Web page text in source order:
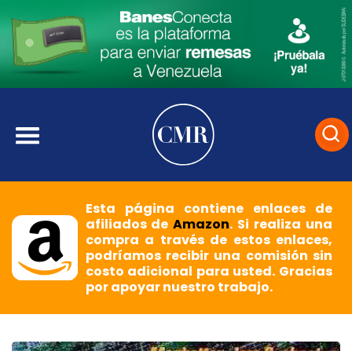
Esta página contiene enlaces de
afiliados deAmazon. Si realiza una
compra a través de estos enlaces,
podríamos recibir una comisión sin
costo adicional para usted. Gracias
por apoyar nuestro trabajo.